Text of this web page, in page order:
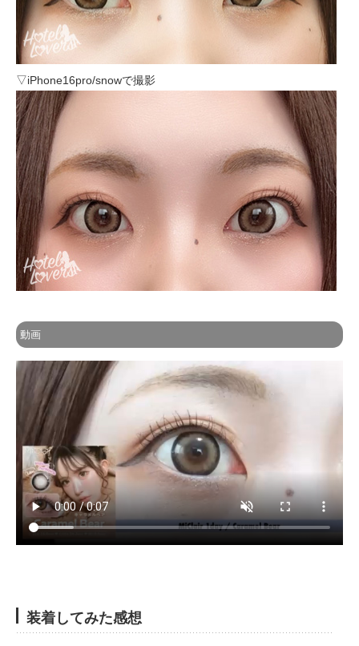
▽iPhone16pro/snowで撮影
動画
装着してみた感想